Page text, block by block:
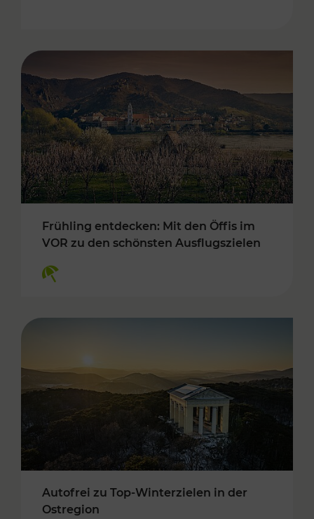
Frühling entdecken: Mit den Öffis im
VOR zu den schönsten Ausflugszielen
Autofrei zu Top-Winterzielen in der
Ostregion